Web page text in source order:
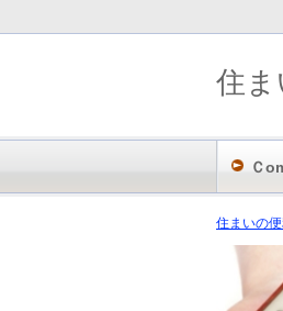
住まいの
住ま
Ｃ